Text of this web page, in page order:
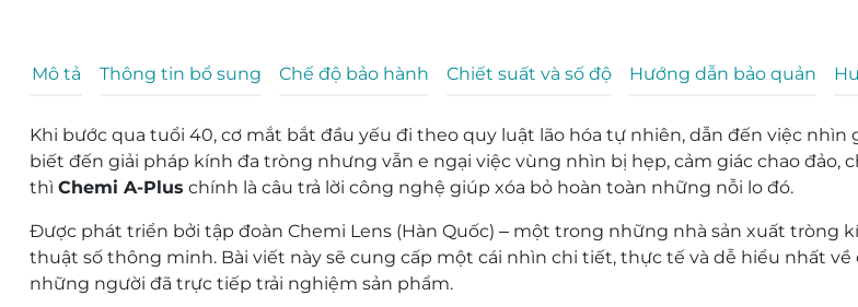
lượng
Mô tả Thông tin bổ sung Chế độ bảo hành Chiết suất và số độ Hướng dẫn bảo quản
Khi bước qua tuổi 40, cơ mắt bắt đầu yếu đi theo quy luật lão hóa tự nhiên, dẫn đến việc
biết đến giải pháp kính đa tròng nhưng vẫn e ngại việc vùng nhìn bị hẹp, cảm giác chao
thì Chemi A-Plus chính là câu trả lời công nghệ giúp xóa bỏ hoàn toàn những nỗi lo đó.
Được phát triển bởi tập đoàn Chemi Lens (Hàn Quốc) – một trong những nhà sản xuất tròng
thuật số thông minh. Bài viết này sẽ cung cấp một cái nhìn chi tiết, thực tế và dễ hiểu nhất
những người đã trực tiếp trải nghiệm sản phẩm.